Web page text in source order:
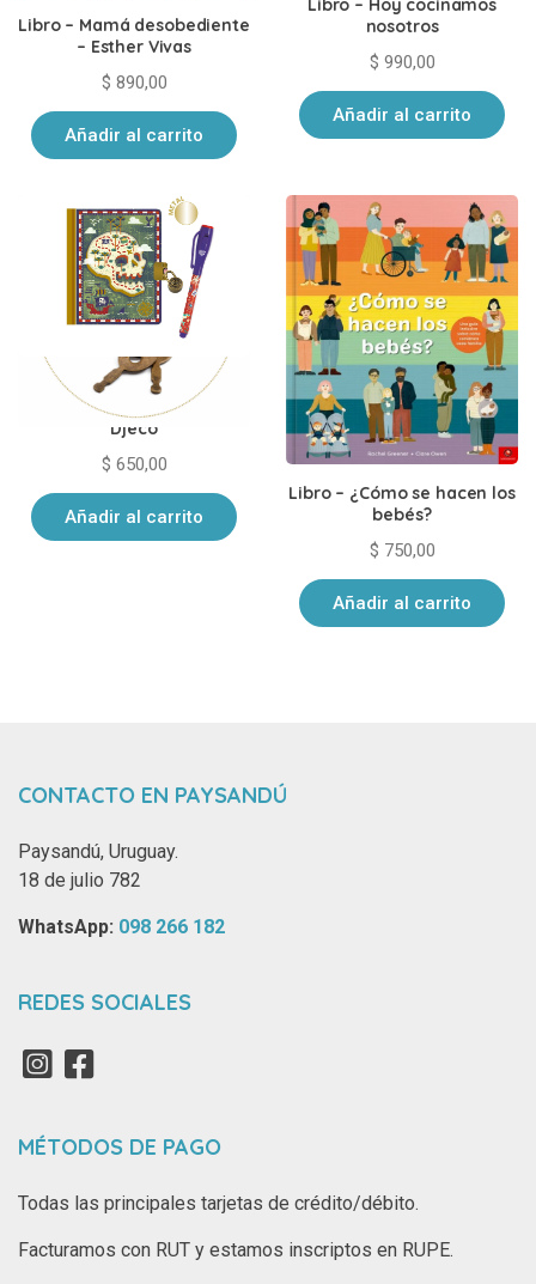
Libro – Mamá desobediente
– Esther Vivas
$ 890,00
Añadir al carrito
Libro – Hoy cocinamos
nosotros
$ 990,00
Añadir al carrito
Diario íntimo mini con
lapicera mágica Piratas de
Djeco
$ 650,00
Añadir al carrito
Libro – ¿Cómo se hacen los
bebés?
$ 750,00
Añadir al carrito
CONTACTO EN PAYSANDÚ
Paysandú, Uruguay.
18 de julio 782
WhatsApp: ‪ 098 266 182‬
REDES SOCIALES
MÉTODOS DE PAGO
Todas las principales tarjetas de crédito/débito.
Facturamos con RUT y estamos inscriptos en RUPE.